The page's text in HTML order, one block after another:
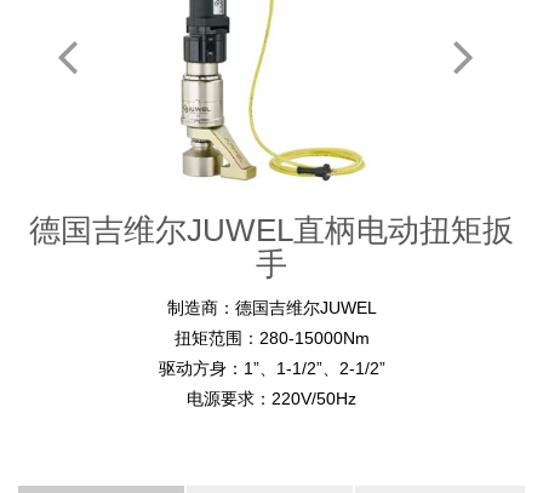
德国吉维尔JUWEL直柄电动扭矩扳
手
制造商： 德国吉维尔JUWEL
扭矩范围：280-15000Nm
驱动方身：1”、1-1/2”、2-1/2”
电源要求：220V/50Hz